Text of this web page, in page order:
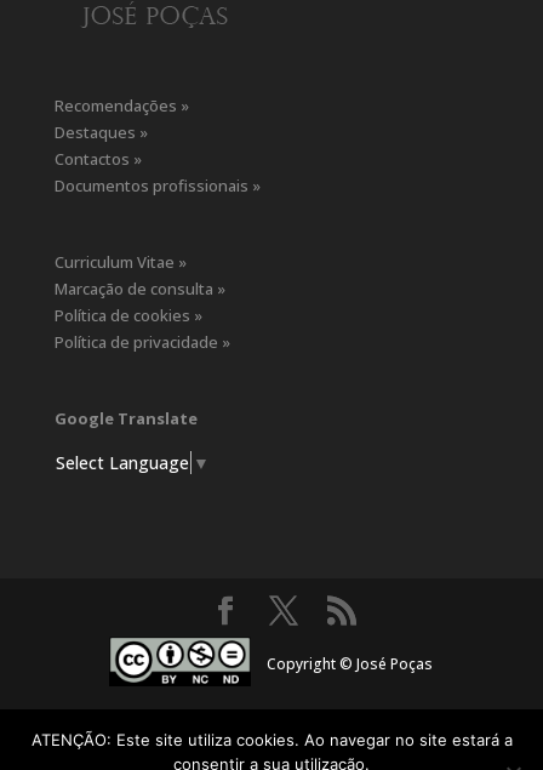
Recomendações »
Destaques »
Contactos »
Documentos profissionais »
Curriculum Vitae »
Marcação de consulta »
Política de cookies »
Política de privacidade »
Google Translate
Select Language ▼
Copyright © José Poças
ATENÇÃO: Este site utiliza cookies. Ao navegar no site estará a
consentir a sua utilização.